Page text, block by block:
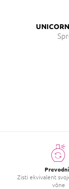
Zisti ekvivalent
vône